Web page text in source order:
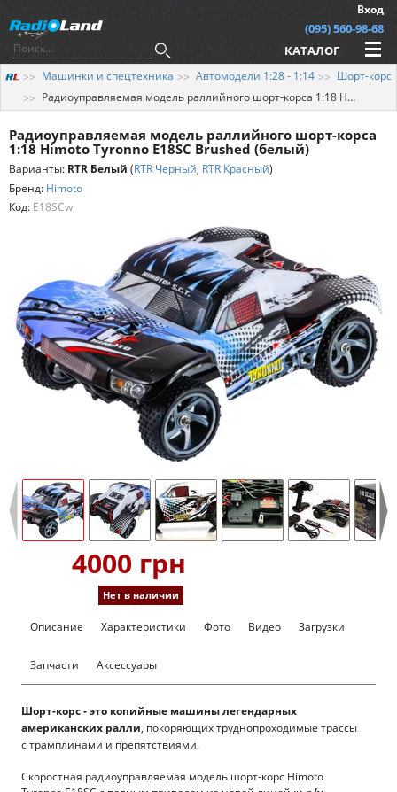
Вход
(095) 560-98-68
КАТАЛОГ
Машинки и спецтехника Автомодели 1:28 - 1:14
Шорт-корс
Радиоуправляемая модель раллийного шорт-корса 1:18 Himoto Tyronno E18SC Brushed (белый)
Радиоуправляемая модель раллийного шорт-корса
1:18 Himoto Tyronno E18SC Brushed (белый)
Варианты: RTR Белый (RTR Черный, RTR Красный)
Бренд: Himoto
Код: E18SCw
4000 грн
Нет в наличии
Описание Характеристики Фото Видео Загрузки
Запчасти Аксессуары
Шорт-корс - это копийные машины легендарных
американских ралли, покоряющих труднопроходимые трассы
с трамплинами и препятствиями.
Скоростная радиоуправляемая модель шорт-корс Himoto